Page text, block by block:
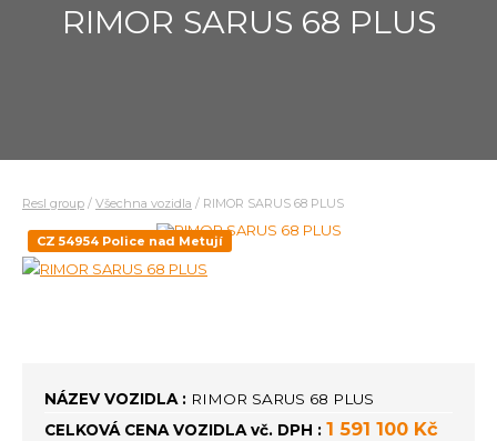
RIMOR SARUS 68 PLUS
Resl group / Všechna vozidla / RIMOR SARUS 68 PLUS
CZ 54954 Police nad Metují
NÁZEV VOZIDLA : RIMOR SARUS 68 PLUS
CELKOVÁ CENA VOZIDLA vč. DPH : 1 591 100 Kč